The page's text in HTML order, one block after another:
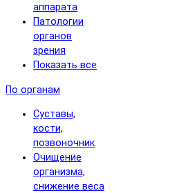
аппарата
Патологии
органов
зрения
Показать все
По органам
Суставы,
кости,
позвоночник
Очищение
организма,
снижение веса